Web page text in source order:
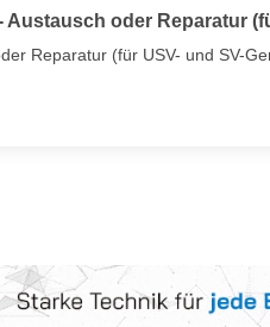
oder Reparatur
Reparatur (für USV- und SV-